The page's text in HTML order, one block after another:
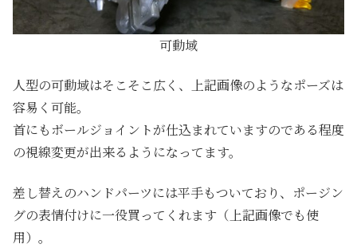
可動域
人型の可動域はそこそこ広く、上記画像のようなポーズは
容易く可能。
首にもボールジョイントが仕込まれていますのである程度
の視線変更が出来るようになってます。
差し替えのハンドパーツには平手もついており、ポージン
グの表情付けに一役買ってくれます（上記画像でも使
用）。